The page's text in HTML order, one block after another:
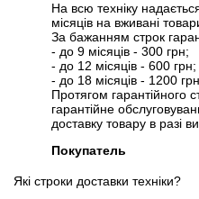
Запит оптової ціни
Слідкувати в Instagram
Слідкувати на Facebook
На всю техніку
місяців на вживані
За бажанням строк
- до 9 місяців - 300 грн;
- до 12 місяців - 600 грн;
- до 18 місяців - 1200 грн.
Протягом гарантійного
гарантійне
доставку товару в разі
Покупатель
Які строки доставки техніки?